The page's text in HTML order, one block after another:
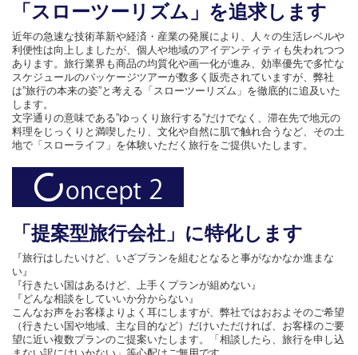
「スローツーリズム」を追求します
近年の急速な技術革新や経済・産業の発展により、人々の生活レベルや
利便性は向上しましたが、個人や地域のアイデンティティも失われつつ
あります。旅行業界も商品の均質化や画一化が進み、効率優先で多忙な
スケジュールのパッケージツアーが数多く販売されていますが、弊社
は”旅行の本来の姿”と考える「スローツーリズム」を徹底的に追及いた
します。
文字通りの意味である”ゆっくり旅行する”だけでなく、滞在先で地元の
料理をじっくりと満喫したり、文化や自然に肌で触れ合うなど、その土
地で「スローライフ」を体験いただく旅行をご提供いたします。
「提案型旅行会社」に特化します
『旅行はしたいけど、いざプランを組むとなると事がなかなか進まな
い』
『行きたい国はあるけど、上手くプランが組めない』
『どんな相談をしていいか分からない』
こんなお声をお客様よりよく耳にしますが、弊社ではおおよそのご希望
（行きたい国や地域、主な目的など）だけいただければ、お客様のご要
望に近い複数プランのご提案いたします。「相談したら、旅行を申し込